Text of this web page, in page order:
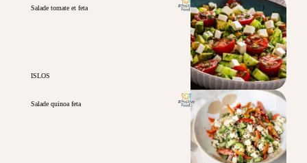
Salade tomate et feta
ISLOS
Salade quinoa feta